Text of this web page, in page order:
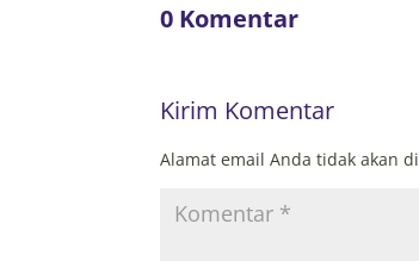
0 Komentar
Kirim Komentar
Alamat email Anda tidak akan